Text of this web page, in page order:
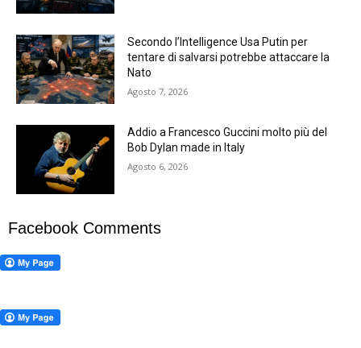
Secondo l’Intelligence Usa Putin per
tentare di salvarsi potrebbe attaccare la
Nato
Agosto 7, 2026
Addio a Francesco Guccini molto più del
Bob Dylan made in Italy
Agosto 6, 2026
Facebook Comments